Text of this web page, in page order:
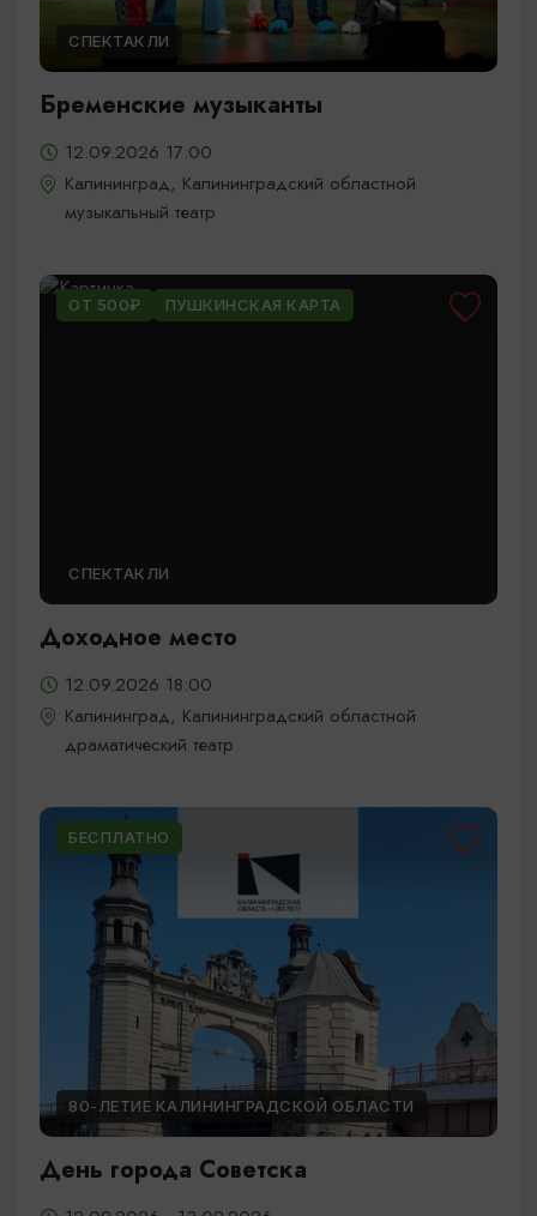
СПЕКТАКЛИ
Бременские музыканты
12.09.2026 17:00
Калининград, Калининградский областной
музыкальный театр
ОТ 500₽ ПУШКИНСКАЯ КАРТА
СПЕКТАКЛИ
Доходное место
12.09.2026 18:00
Калининград, Калининградский областной
драматический театр
БЕСПЛАТНО
80-ЛЕТИЕ КАЛИНИНГРАДСКОЙ ОБЛАСТИ
День города Советска